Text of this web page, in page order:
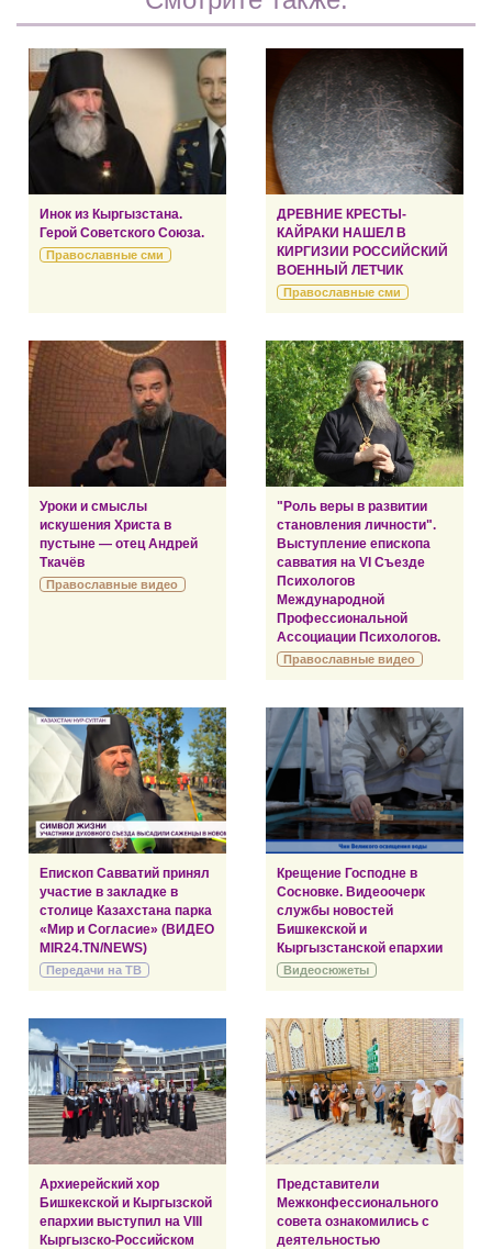
Инок из Кыргызстана.
Герой Советского Союза.
Православные сми
ДРЕВНИЕ КРЕСТЫ-
КАЙРАКИ НАШЕЛ В
КИРГИЗИИ РОССИЙСКИЙ
ВОЕННЫЙ ЛЕТЧИК
Православные сми
Уроки и смыслы
искушения Христа в
пустыне — отец Андрей
Ткачёв
Православные видео
"Роль веры в развитии
становления личности".
Выступление епископа
савватия на VI Съезде
Психологов
Международной
Профессиональной
Ассоциации Психологов.
Православные видео
Епископ Савватий принял
участие в закладке в
столице Казахстана парка
«Мир и Согласие» (ВИДЕО
MIR24.TN/NEWS)
Передачи на ТВ
Крещение Господне в
Сосновке. Видеоочерк
службы новостей
Бишкекской и
Кыргызстанской епархии
Видеосюжеты
Архиерейский хор
Бишкекской и Кыргызской
епархии выступил на VIII
Кыргызско-Российском
Представители
Межконфессионального
совета ознакомились с
деятельностью